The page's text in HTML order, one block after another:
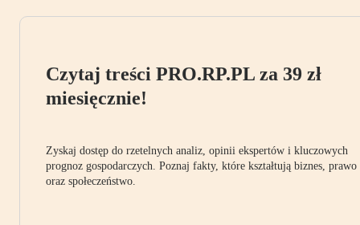
Czytaj treści PRO.RP.PL za 39 zł
miesięcznie!
Zyskaj dostęp do rzetelnych analiz, opinii ekspertów i kluczowych
prognoz gospodarczych. Poznaj fakty, które kształtują biznes, prawo
oraz społeczeństwo.